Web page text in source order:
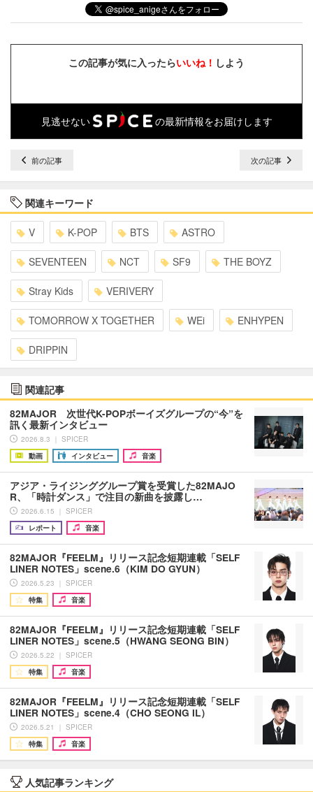
この記事が気に入ったらいいね！ しよう
見逃せない の最新情報をお届けします
前の記事 次の記事
関連キーワード
V K-POP BTS ASTRO
SEVENTEEN NCT SF9 THE BOYZ
Stray Kids VERIVERY
TOMORROW X TOGETHER WEi ENHYPEN
DRIPPIN
関連記事
82MAJOR 次世代K-POPボーイズグループの“今”を
訊く最新インタビュー
2026.8.3 ｜ SPICER
動画
インタビュー 音楽
アジア・ライジンググループ賞を受賞した82MAJO
R、「時計ダンス」で注目の新曲を披露し…
2026.6.15 ｜ SPICER
レポート
音楽
82MAJOR『FEELM』リリース記念短期連載「SELF
LINER NOTES」scene.6（KIM DO GYUN）
2026.5.23 ｜ SPICER
特集
音楽
82MAJOR『FEELM』リリース記念短期連載「SELF
LINER NOTES」scene.5（HWANG SEONG BIN）
2026.5.22 ｜ SPICER
特集
音楽
82MAJOR『FEELM』リリース記念短期連載「SELF
LINER NOTES」scene.4（CHO SEONG IL）
2026.5.21 ｜ SPICER
特集
音楽
人気記事ランキング